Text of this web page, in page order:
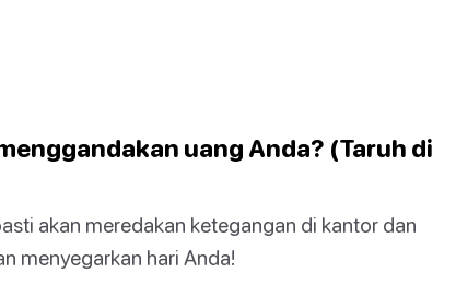
uang Anda? (Taruh di
akan meredakan ketegangan di kantor dan
menyegarkan hari Anda!